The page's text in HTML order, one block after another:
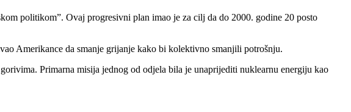
politikom”. Ovaj progresivni plan imao je za cilj da do 2000. godine 20 posto
Amerikance da smanje grijanje kako bi kolektivno smanjili potrošnju.
Primarna misija jednog od odjela bila je unaprijediti nuklearnu energiju kao